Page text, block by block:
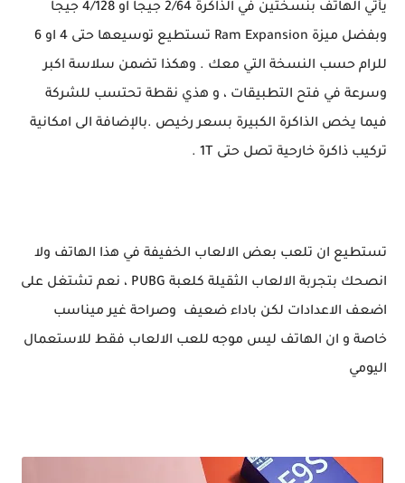
يأتي الهاتف بنسختين في الذاكرة 2/64 جيجا او 4/128 جيجا
وبفضل ميزة Ram Expansion تستطيع توسيعها حتى 4 او 6
للرام حسب النسخة التي معك . وهكذا تضمن سلاسة اكبر
وسرعة في فتح التطبيقات ، و هذي نقطة تحتسب للشركة
فيما يخص الذاكرة الكبيرة بسعر رخيص .بالإضافة الى امكانية
تركيب ذاكرة خارحية تصل حتى 1T .
تستطيع ان تلعب بعض الالعاب الخفيفة في هذا الهاتف ولا
انصحك بتجربة الالعاب الثقيلة كلعبة PUBG ، نعم تشتغل على
اضعف الاعدادات لكن باداء ضعيف وصراحة غير ميناسب
خاصة و ان الهاتف ليس موجه للعب الالعاب فقط للاستعمال
اليومي